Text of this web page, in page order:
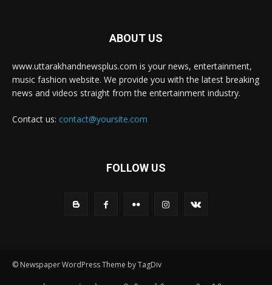
ABOUT US
www.uttarakhandnewsplus.com is your news, entertainment,
music fashion website. We provide you with the latest breaking
news and videos straight from the entertainment industry.
Contact us: contact@yoursite.com
FOLLOW US
© Newspaper WordPress Theme by TagDiv